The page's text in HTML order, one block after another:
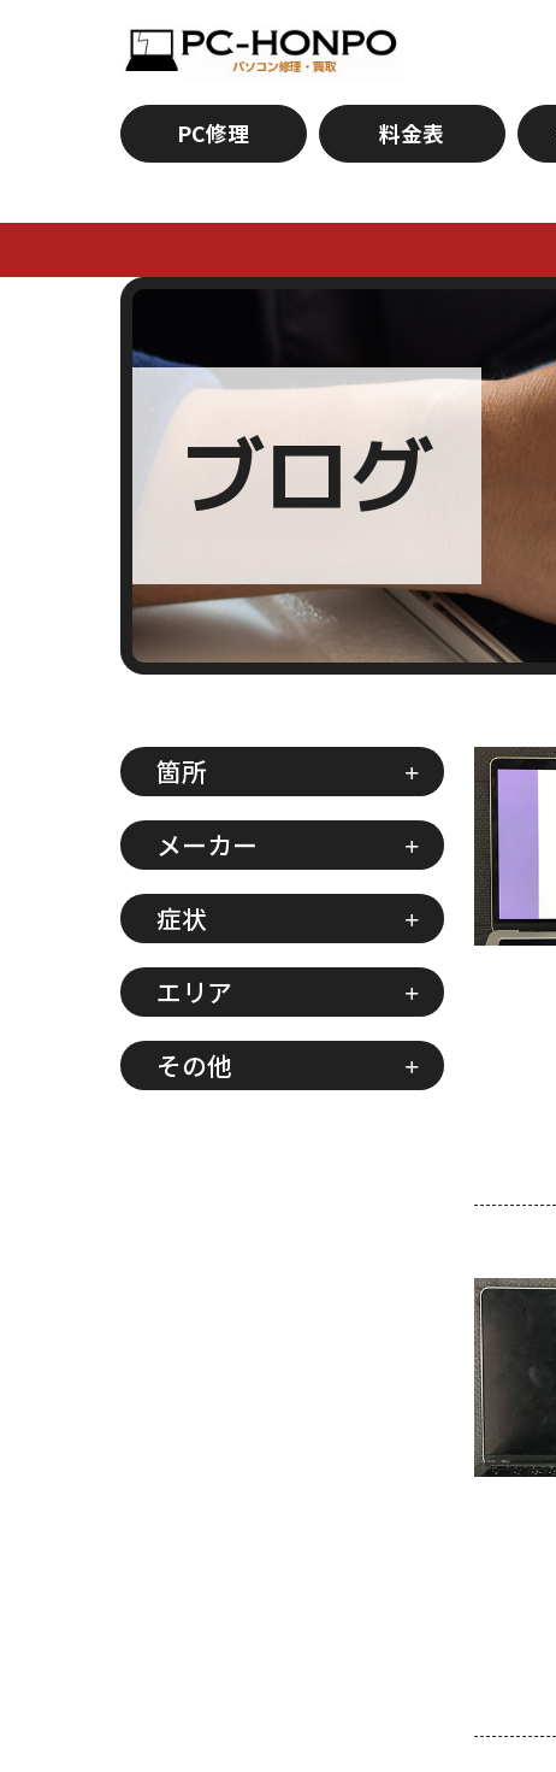
PC修理 料金表
ブログ
箇所
メーカー
症状
エリア
その他